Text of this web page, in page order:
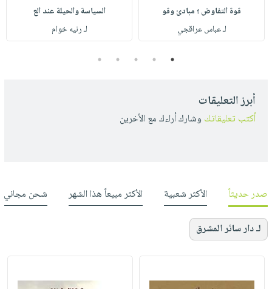
قوة التفاوض ؛ مبادئ وقو
لـ عباس عراقجي
السياسة والحيلة عند الع
لـ رنيه خوام
1
2
3
4
5
أبرز التعليقات
أكتب تعليقاتك وشارك أراءك مع الأخرين
صدر حديثاً الأكثر شعبية الأكثر مبيعاً هذا الشهر شحن مجاني
لـ دار سائر المشرق